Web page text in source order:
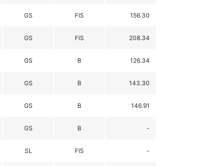
GS FIS 156.30
GS FIS 208.34
GS B 126.34
GS B 143.30
GS B 146.91
GS B -
SL FIS -